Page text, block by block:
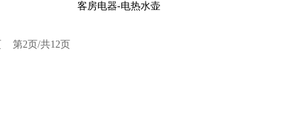
客房电器-电热水壶
第2页/共12页